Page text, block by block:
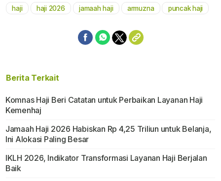
Mute
haji haji 2026 jamaah haji armuzna puncak haji
Berita Terkait
Komnas Haji Beri Catatan untuk Perbaikan Layanan Haji
Kemenhaj
Jamaah Haji 2026 Habiskan Rp 4,25 Triliun untuk Belanja,
Ini Alokasi Paling Besar
IKLH 2026, Indikator Transformasi Layanan Haji Berjalan
Baik